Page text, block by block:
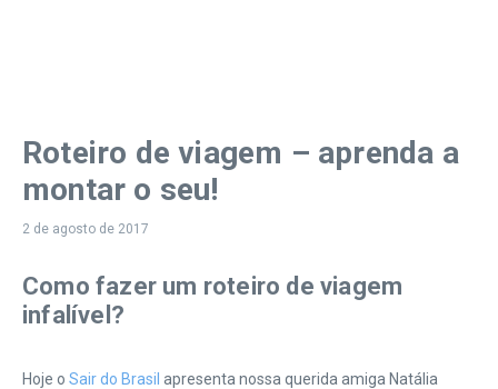
Roteiro de viagem – aprenda a
montar o seu!
2 de agosto de 2017
Como fazer um roteiro de viagem
infalível?
Hoje o Sair do Brasil apresenta nossa querida amiga Natália